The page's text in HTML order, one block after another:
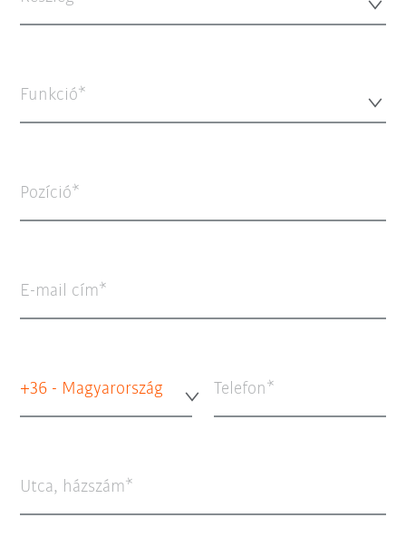
Funkció*
Pozíció
E-mail cím
+36 - Magyarország Telefon
Utca, házszám